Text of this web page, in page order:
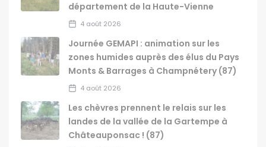
département de la Haute-Vienne
4 août 2026
Journée GEMAPI : animation sur les
zones humides auprès des élus du Pays
Monts & Barrages à Champnétery (87)
4 août 2026
Les chèvres prennent le relais sur les
landes de la vallée de la Gartempe à
Châteauponsac ! (87)